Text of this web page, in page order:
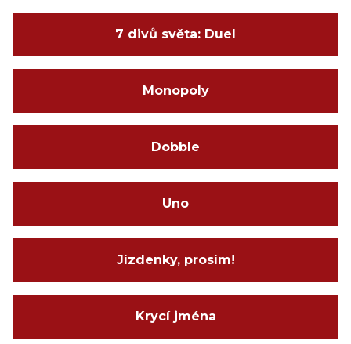
7 divů světa: Duel
Monopoly
Dobble
Uno
Jízdenky, prosím!
Krycí jména